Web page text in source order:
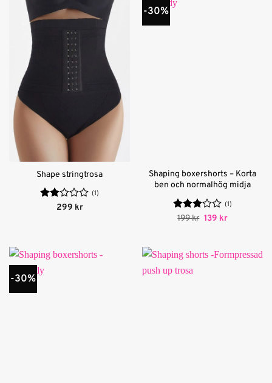
Shape stringtrosa
Betygsatt
(1)
299 kr
-30%
Shaping boxershorts – Korta
ben och normalhög midja
Betygsatt
(1)
199kr Det
199 kr.
139 krDet
139 kr.
-30%